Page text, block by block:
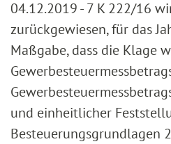
04.12.2019 - 7 K 222/16
zurückgewiesen, für das
Maßgabe, dass die Klage
und einheitlicher
Besteuerungsgrundlagen